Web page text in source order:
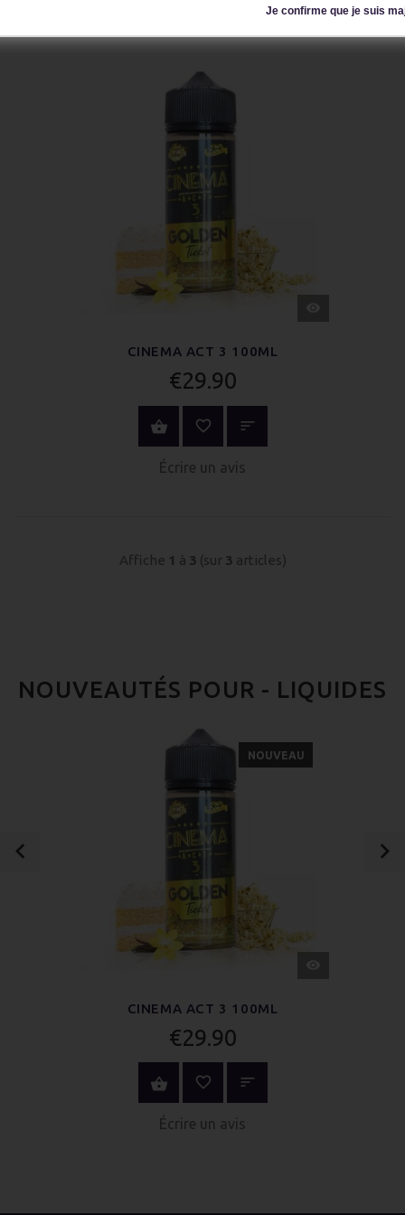
Je confirme que je suis
CINEMA ACT 3 100ML
€29.90
ACHETER MAINTENANT
Écrire un avis
Affiche 1 à 3 (sur 3 articles)
NOUVEAUTÉS POUR - LIQUIDES
NOUVEAU
CINEMA ACT 3 100ML
€29.90
AU PANIER
Écrire un avis